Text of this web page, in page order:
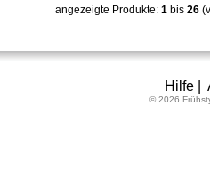
angezeigte Produkte: 1 bis 26
Hilfe|
© 2026